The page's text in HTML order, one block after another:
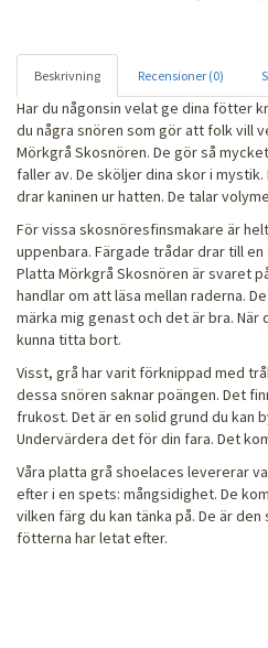
Beskrivning Recensioner (0)
Har du någonsin velat ge dina fötter
du några snören som gör att folk vill
Mörkgrå Skosnören. De gör så
faller av. De sköljer dina skor i
drar kaninen ur hatten. De talar
För vissa skosnöresfinsmakare är
uppenbara. Färgade trådar drar till
Platta Mörkgrå Skosnören är svaret
handlar om att läsa mellan raderna.
märka mig genast och det är bra.
kunna titta bort.
Visst, grå har varit förknippad med
dessa snören saknar poängen. Det
frukost. Det är en solid grund du kan
Undervärdera det för din fara. Det
Våra platta grå shoelaces levererar
efter i en spets: mångsidighet. De
vilken färg du kan tänka på. De är
fötterna har letat efter.